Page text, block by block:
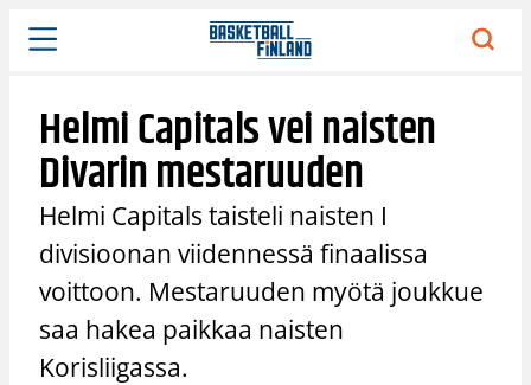
Siirry
sisältöön
Helmi Capitals vei naisten
Divarin mestaruuden
Helmi Capitals taisteli naisten I
divisioonan viidennessä finaalissa
voittoon. Mestaruuden myötä joukkue
saa hakea paikkaa naisten
Korisliigassa.